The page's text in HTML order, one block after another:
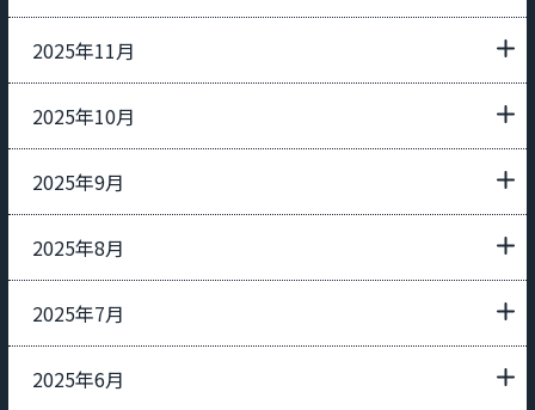
2025年11月
2025年10月
2025年9月
2025年8月
2025年7月
2025年6月